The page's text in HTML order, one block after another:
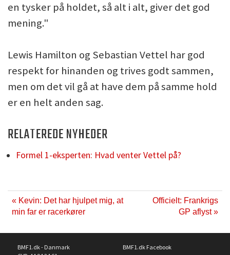
en tysker på holdet, så alt i alt, giver det god
mening."
Lewis Hamilton og Sebastian Vettel har god
respekt for hinanden og trives godt sammen,
men om det vil gå at have dem på samme hold
er en helt anden sag.
RELATEREDE NYHEDER
Formel 1-eksperten: Hvad venter Vettel på?
« Kevin: Det har hjulpet mig, at
min far er racerkører
Officielt: Frankrigs
GP aflyst »
BMF1.dk - Danmark
BMF1.dk Facebook